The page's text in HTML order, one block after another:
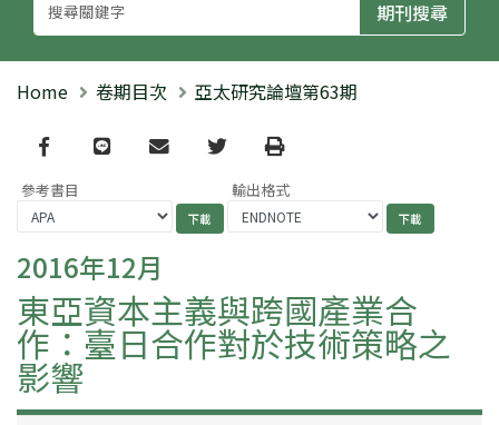
Home 卷期目次 亞太研究論壇第63期
Facebook
line email TwitterPrint
參考書目 輸出格式
2016年12月
東亞資本主義與跨國產業合
作：臺日合作對於技術策略之
影響